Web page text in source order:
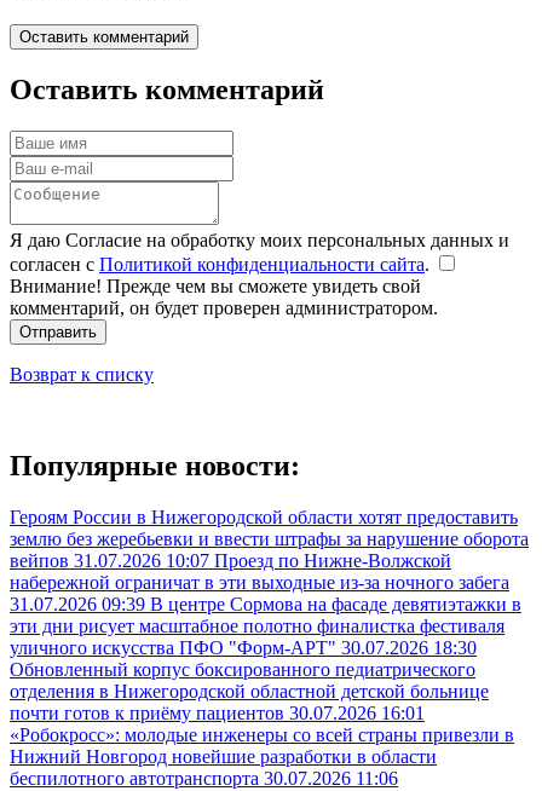
Оставить комментарий
Оставить комментарий
Я даю Согласие на обработку моих персональных данных и
согласен с Политикой конфиденциальности сайта.
Внимание! Прежде чем вы сможете увидеть свой
комментарий, он будет проверен администратором.
Отправить
Возврат к списку
Популярные новости:
Героям России в Нижегородской области хотят предоставить
землю без жеребьевки и ввести штрафы за нарушение оборота
вейпов 31.07.2026 10:07 Проезд по Нижне-Волжской
набережной ограничат в эти выходные из-за ночного забега
31.07.2026 09:39 В центре Сормова на фасаде девятиэтажки в
эти дни рисует масштабное полотно финалистка фестиваля
уличного искусства ПФО "Форм-АРТ" 30.07.2026 18:30
Обновленный корпус боксированного педиатрического
отделения в Нижегородской областной детской больнице
почти готов к приёму пациентов 30.07.2026 16:01
«Робокросс»: молодые инженеры со всей страны привезли в
Нижний Новгород новейшие разработки в области
беспилотного автотранспорта 30.07.2026 11:06